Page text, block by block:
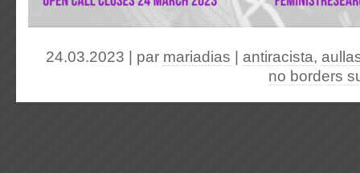
24.03.2023 | par mariadias antiracista,
no borders